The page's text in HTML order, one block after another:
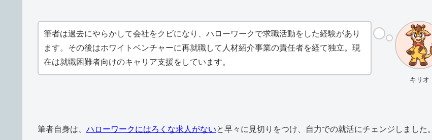
キリオ
筆者は過去にやらかして会社をクビになり、ハローワークで求職活動をした経験があり
ます。その後はホワイトベンチャーに再就職して人材紹介事業の責任者を経て独立。現
在は就職困難者向けのキャリア支援をしています。
筆者自身は、 ハローワークにはろくな求人がないと早々に見切りをつけ、自力での就活にチェンジしました。